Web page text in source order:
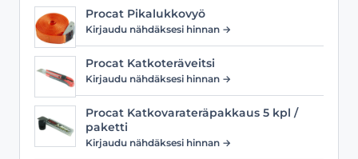
Procat Pikalukkovyö
Kirjaudu nähdäksesi hinnan →
Procat Katkoteräveitsi
Kirjaudu nähdäksesi hinnan →
Procat Katkovarateräpakkaus 5 kpl /
paketti
Kirjaudu nähdäksesi hinnan →